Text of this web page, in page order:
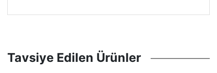
Tavsiye Edilen Ürünler